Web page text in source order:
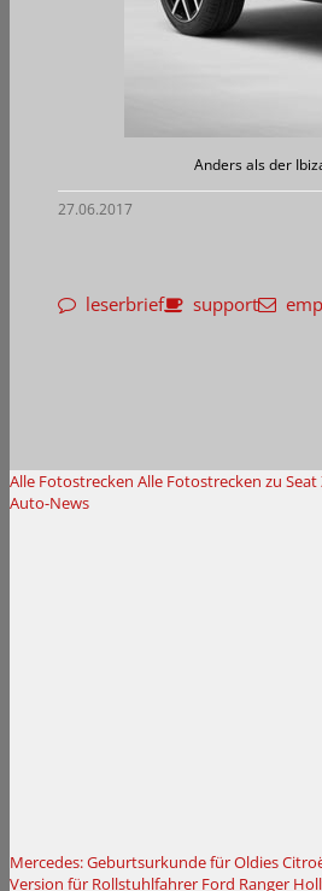
Anders als der
27.06.2017
leserbrief support
Alle Fotostrecken Alle Fotostrecken zu Seat
Auto-News
Mercedes: Geburtsurkunde für Oldies
Version für Rollstuhlfahrer Ford Ranger